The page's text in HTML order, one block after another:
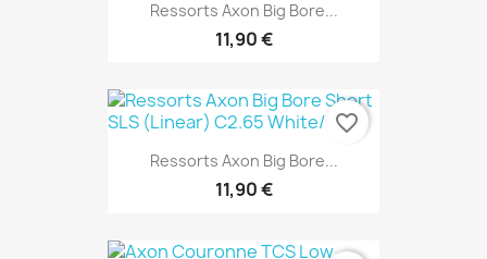
Ressorts Axon Big Bore...
11,90 €
Ressorts Axon Big Bore...
11,90 €
favorite_border